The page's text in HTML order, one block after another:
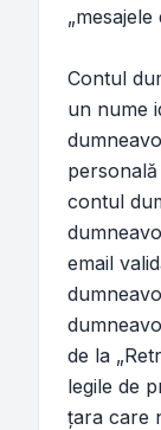
Contul
un nume
contul
email
de la
legile de
ţara care